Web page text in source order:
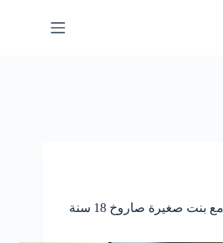
فيلم انطونيو سليمان مع بنت صغيرة صاروخ 18 سنة